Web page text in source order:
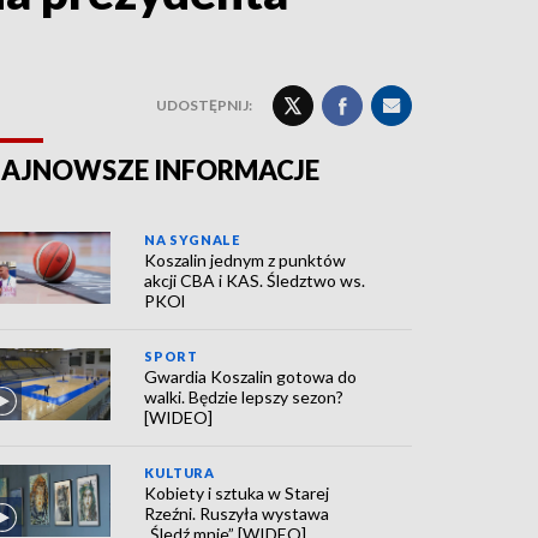
UDOSTĘPNIJ:
INFORMACJE
NA SYGNALE
Koszalin jednym z punktów
akcji CBA i KAS. Śledztwo ws.
PKOl
SPORT
Gwardia Koszalin gotowa do
walki. Będzie lepszy sezon?
[WIDEO]
KULTURA
Kobiety i sztuka w Starej
Rzeźni. Ruszyła wystawa
„Śledź mnie” [WIDEO]